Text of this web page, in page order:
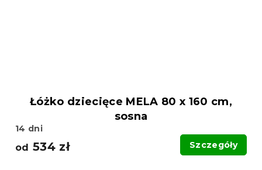
Łóżko dziecięce MELA 80 x 160 cm,
sosna
14 dni
od 534 zł Szczegóły